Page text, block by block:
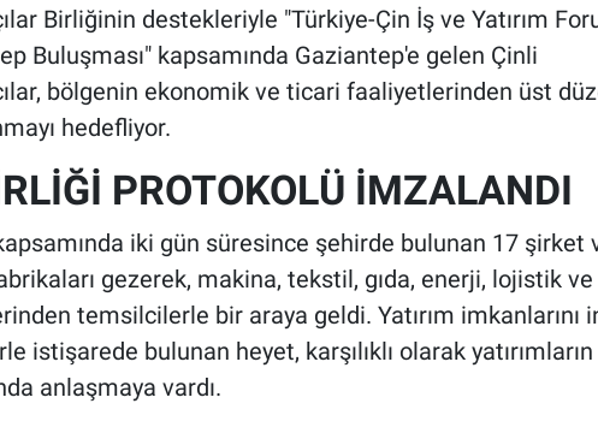
Birliğinin destekleriyle "Türkiye-Çin İş ve Yatırım
Buluşması" kapsamında Gaziantep'e gelen Çinli
bölgenin ekonomik ve ticari faaliyetlerinden üst
hedefliyor.
PROTOKOLÜ İMZALANDI
iki gün süresince şehirde bulunan 17 şirket
gezerek, makina, tekstil, gıda, enerji, lojistik
temsilcilerle bir araya geldi. Yatırım imkanlarını
istişarede bulunan heyet, karşılıklı olarak yatırımların
anlaşmaya vardı.